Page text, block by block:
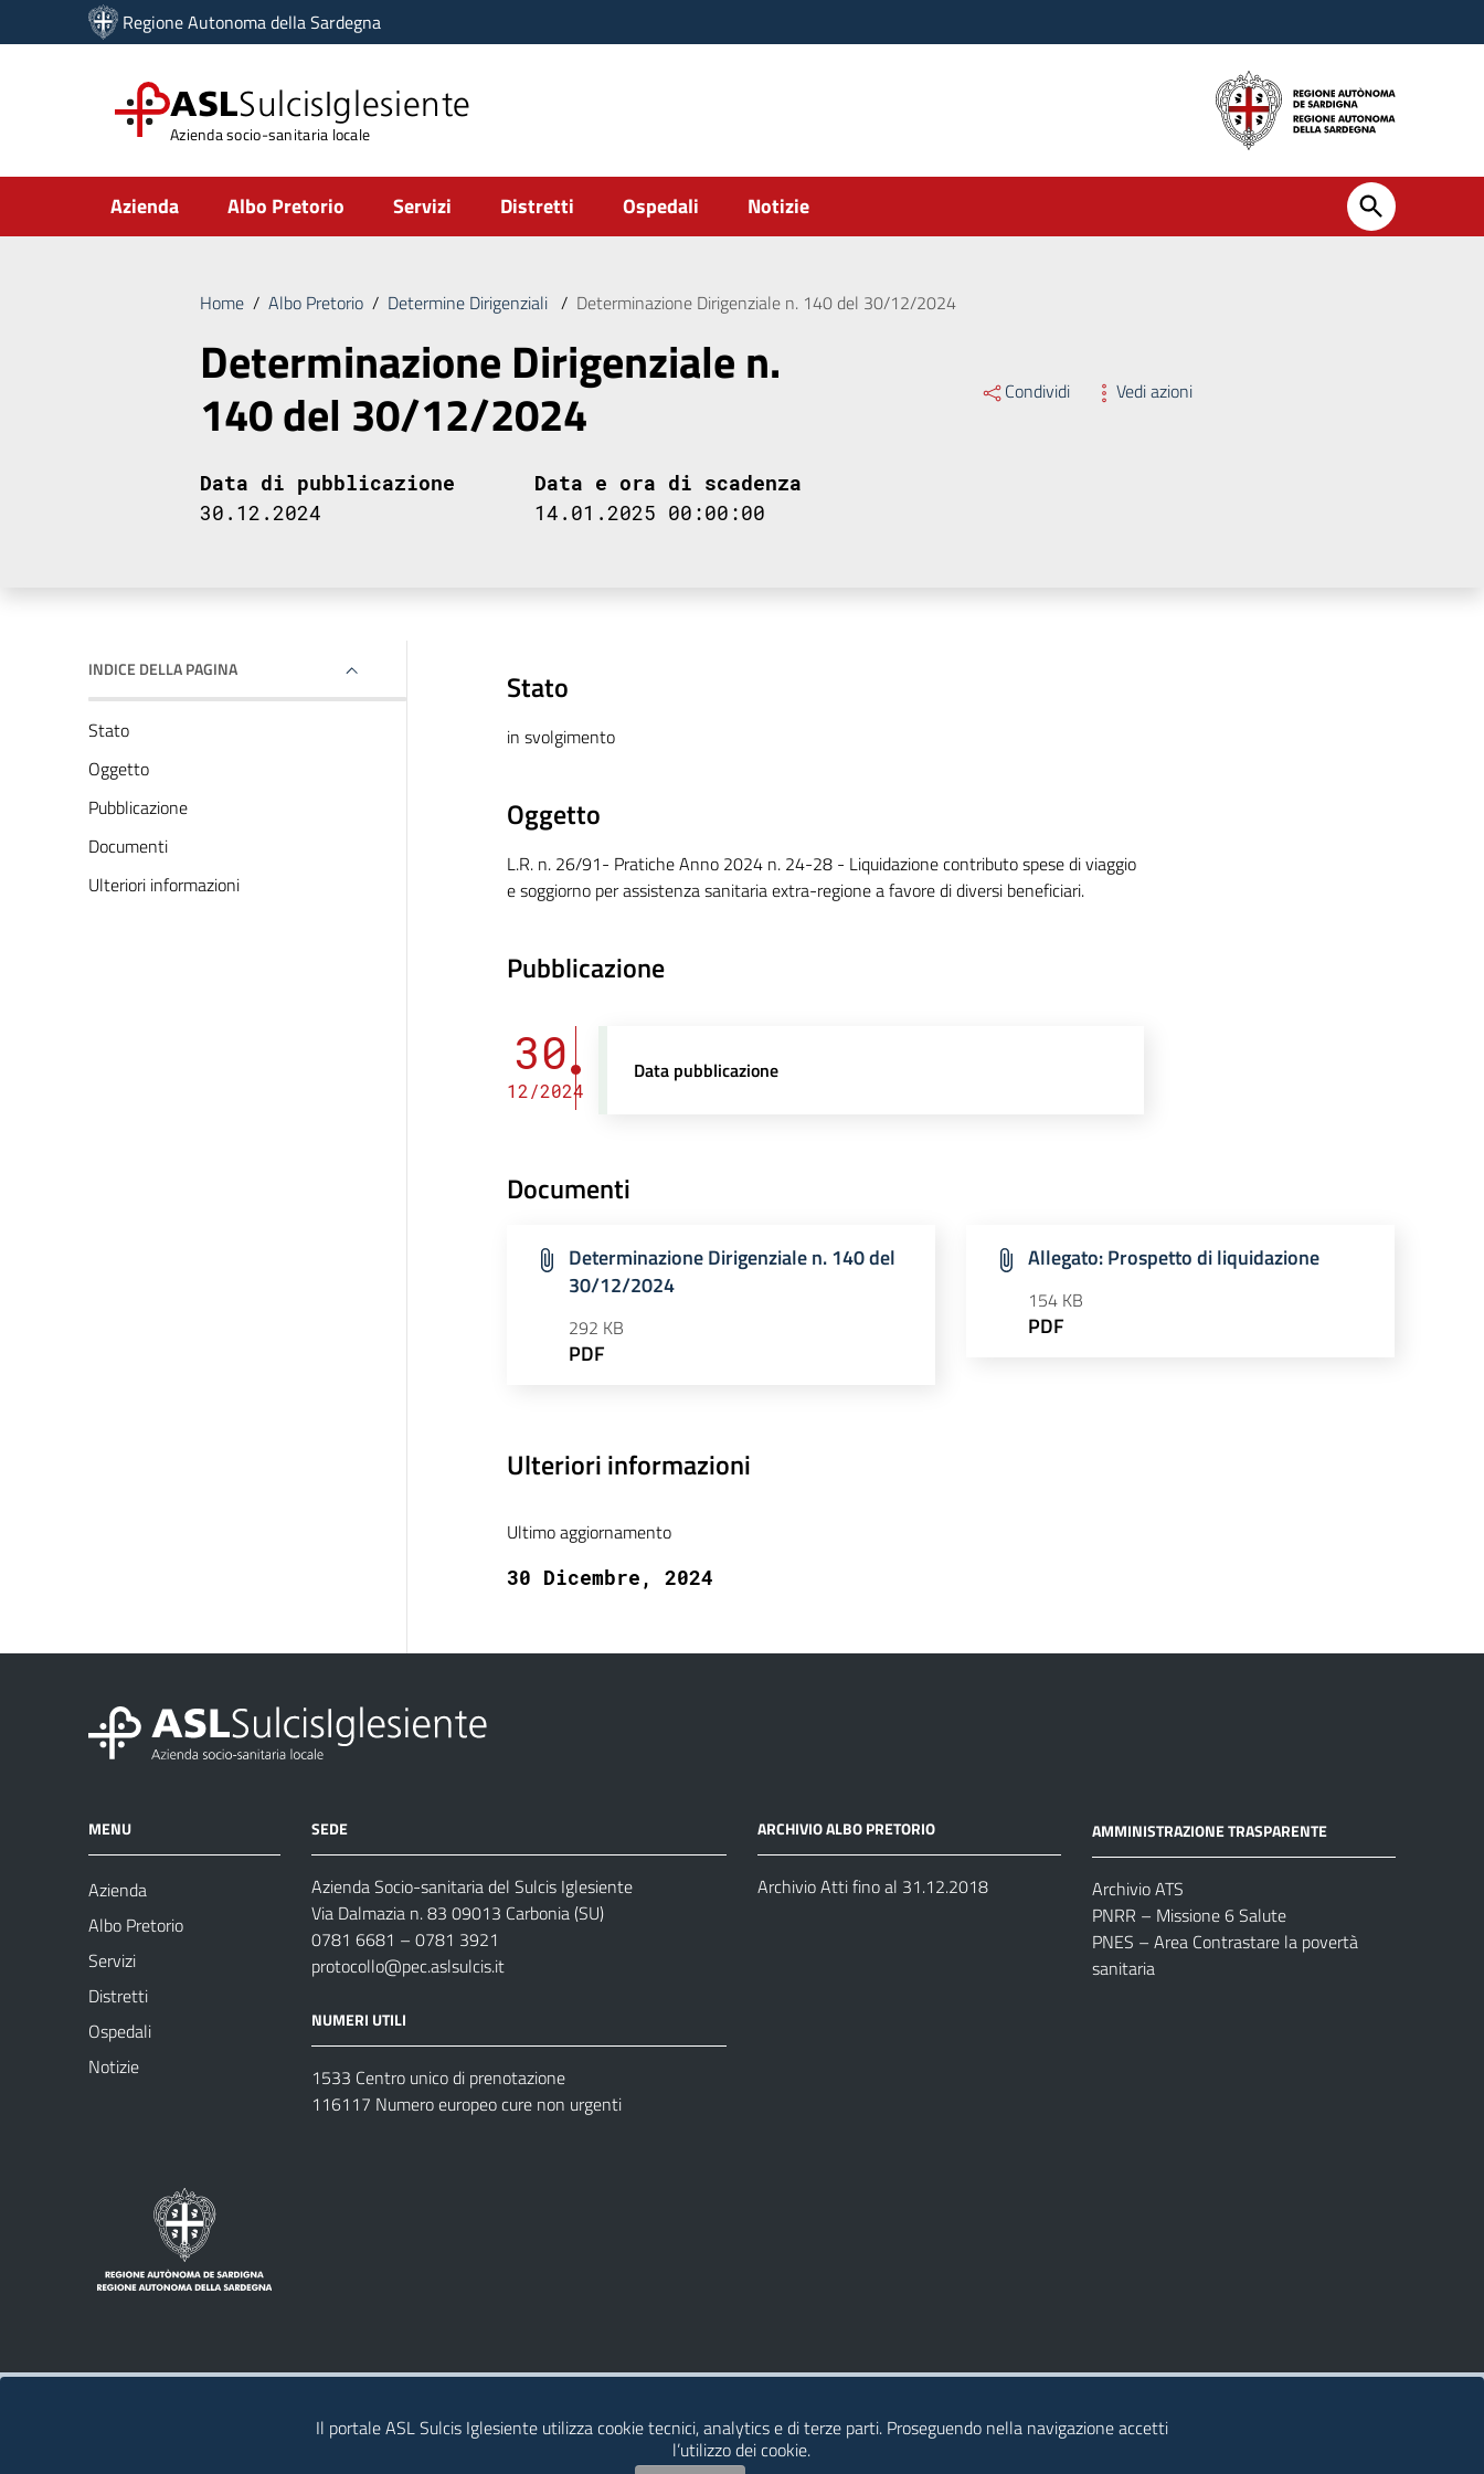
Vai ai contenuti
Vai al menu di navigazione
Regione Autonoma della Sardegna
ASLSulcisIglesiente
Azienda socio-sanitaria locale
Submenu
Azienda Albo Pretorio Servizi Distretti Ospedali Notizie
Home / Albo Pretorio / Determine Dirigenziali / Determinazione Dirigenziale n. 140 del 30/12/2024
Determinazione Dirigenziale n.
140 del 30/12/2024 Condividi Vedi azioni
Data di pubblicazione
30.12.2024
Data e ora di scadenza
14.01.2025 00:00:00
INDICE DELLA PAGINA
Stato
Oggetto
Pubblicazione
Documenti
Ulteriori informazioni
Stato
in svolgimento
Oggetto
L.R. n. 26/91- Pratiche Anno 2024 n. 24-28 - Liquidazione contributo spese di viaggio
e soggiorno per assistenza sanitaria extra-regione a favore di diversi beneficiari.
Pubblicazione
30
12/2024
Data pubblicazione
Documenti
Determinazione Dirigenziale n. 140 del
30/12/2024
292 KB
PDF
Allegato: Prospetto di liquidazione
154 KB
PDF
Ulteriori informazioni
Ultimo aggiornamento
30 Dicembre, 2024
MENU
Azienda
Albo Pretorio
Servizi
Distretti
Ospedali
Notizie
SEDE
Azienda Socio-sanitaria del Sulcis Iglesiente
Via Dalmazia n. 83 09013 Carbonia (SU)
0781 6681 – 0781 3921
protocollo@pec.aslsulcis.it
NUMERI UTILI
1533 Centro unico di prenotazione
116117 Numero europeo cure non urgenti
ARCHIVIO ALBO PRETORIO
Archivio Atti fino al 31.12.2018
AMMINISTRAZIONE TRASPARENTE
Archivio ATS
PNRR – Missione 6 Salute
PNES – Area Contrastare la povertà
sanitaria
Il portale ASL Sulcis Iglesiente utilizza cookie tecnici, analytics e di terze parti. Proseguendo nella navigazione accetti
l’utilizzo dei cookie.